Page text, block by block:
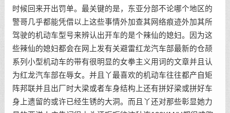
时候回来开出罚单。最关键的是，东亚分部不论哪个地区的
警哥几乎都能凭借以上这些事情外加查其网络痕迹外加其所
驾驶的机动车型号来辨认出开车的是个辣仙的媳妇。因为这
些辣仙的媳妇都会在网上发有关避雷红龙汽车部最新的仓颉
系列小型机动车的带有很明显的女拳主义用词的文章并且认
为红龙汽车部在辱女。并且丫最喜欢的机动车往往都产自矩
阵邦联并且出厂时大梁或者车身结构上还有拼好梁或拼好车
身上遗留的或许已经生锈的大洞。而且丫还对那些彰显她力